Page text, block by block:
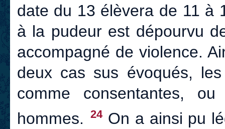
date du 13 élèvera de 11 à
à la pudeur est dépourvu
accompagné de violence.
deux cas sus évoqués,
comme consentantes,
hommes.
24On a ainsi pu